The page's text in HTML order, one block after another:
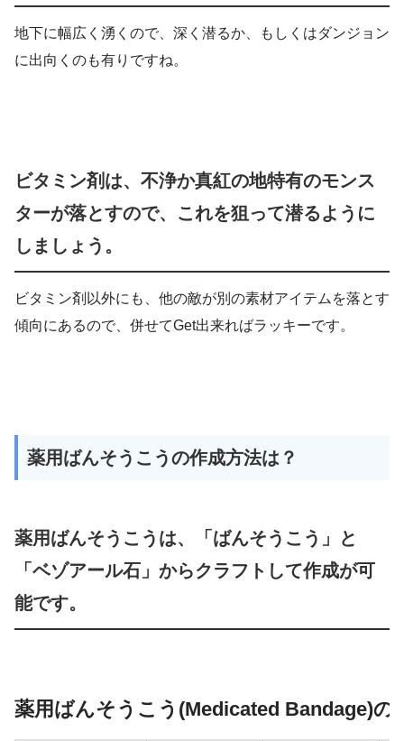
地下に幅広く湧くので、深く潜るか、もしくはダンジョン
に出向くのも有りですね。
ビタミン剤は、不浄か真紅の地特有のモンス
ターが落とすので、これを狙って潜るように
しましょう。
ビタミン剤以外にも、他の敵が別の素材アイテムを落とす
傾向にあるので、併せてGet出来ればラッキーです。
薬用ばんそうこうの作成方法は？
薬用ばんそうこうは、「ばんそうこう」と
「ベゾアール石」からクラフトして作成が可
能です。
薬用ばんそうこう(Medicated Bandage)の